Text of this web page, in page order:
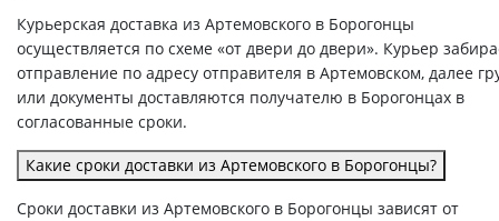
Курьерская доставка из Артемовского в Борогонцы
осуществляется по схеме «от двери до двери». Курьер
отправление по адресу отправителя в Артемовском, далее
или документы доставляются получателю в Борогонцах в
согласованные сроки.
Какие сроки доставки из Артемовского в Борогонцы?
Сроки доставки из Артемовского в Борогонцы зависят от